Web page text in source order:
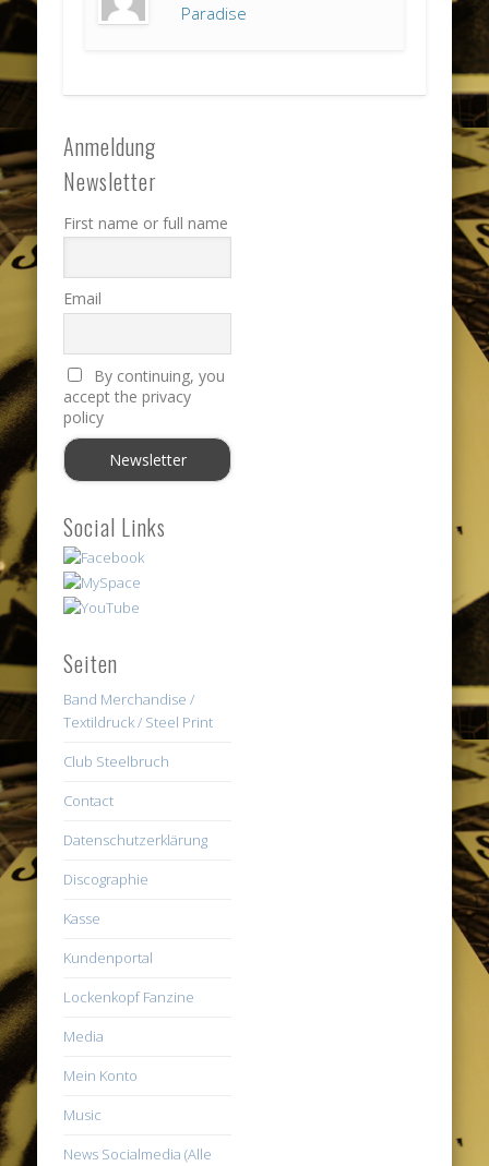
Paradise
Anmeldung
Newsletter
First name or full name
Email
By continuing, you
accept the privacy
policy
Social Links
Seiten
Band Merchandise /
Textildruck / Steel Print
Club Steelbruch
Contact
Datenschutzerklärung
Discographie
Kasse
Kundenportal
Lockenkopf Fanzine
Media
Mein Konto
Music
News Socialmedia (Alle